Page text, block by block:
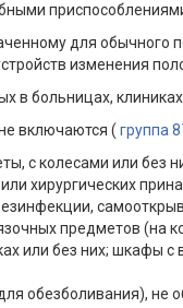
для
изменения
в больницах, клиниках
включаются ( группа
с колесами или без
хирургических
предметов (на
или без них;
обезболивания),